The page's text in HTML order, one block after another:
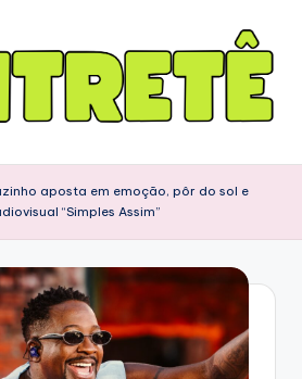
aposta em emoção, pôr do sol e
“Simples Assim”